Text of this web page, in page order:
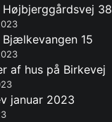
Højbjerggårdsvej 38
15
af hus på Birkevej
januar 2023